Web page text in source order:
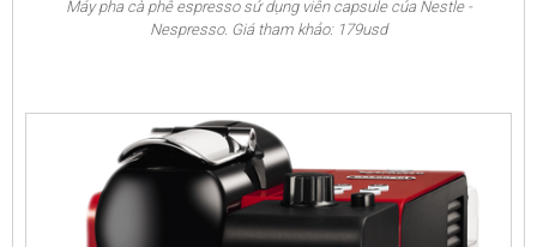
Máy pha cà phê espresso sử dụng viên capsule của Nestle -
Nespresso. Giá tham khảo: 179usd